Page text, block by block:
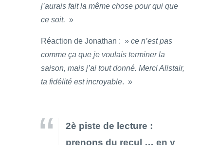
j’aurais fait la même chose pour qui que
ce soit. »
Réaction de Jonathan : » ce n’est pas
comme ça que je voulais terminer la
saison, mais j’ai tout donné. Merci Alistair,
ta fidélité est incroyable. »
2è piste de lecture :
prenons du recul … en y